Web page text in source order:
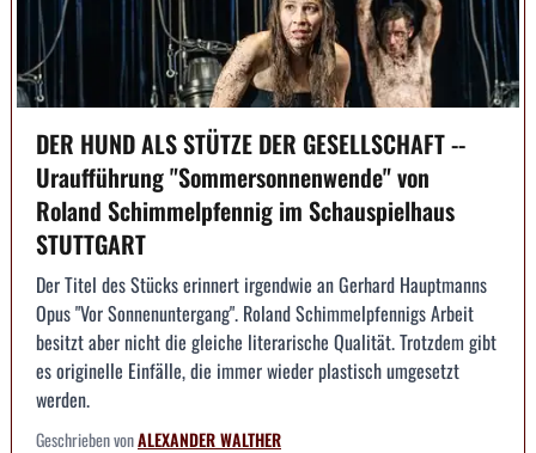
DER HUND ALS STÜTZE DER GESELLSCHAFT --
Uraufführung "Sommersonnenwende" von
Roland Schimmelpfennig im Schauspielhaus
STUTTGART
Der Titel des Stücks erinnert irgendwie an Gerhard Hauptmanns
Opus "Vor Sonnenuntergang". Roland Schimmelpfennigs Arbeit
besitzt aber nicht die gleiche literarische Qualität. Trotzdem gibt
es originelle Einfälle, die immer wieder plastisch umgesetzt
werden.
Geschrieben vonALEXANDER WALTHER